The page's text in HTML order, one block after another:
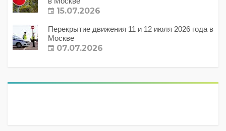
15.07.2026
Перекрытие движения 11 и 12 июля 2026 года в
Москве
07.07.2026